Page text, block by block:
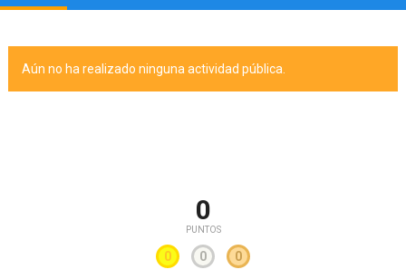
Aún no ha realizado ninguna actividad pública.
0
PUNTOS
0 0 0